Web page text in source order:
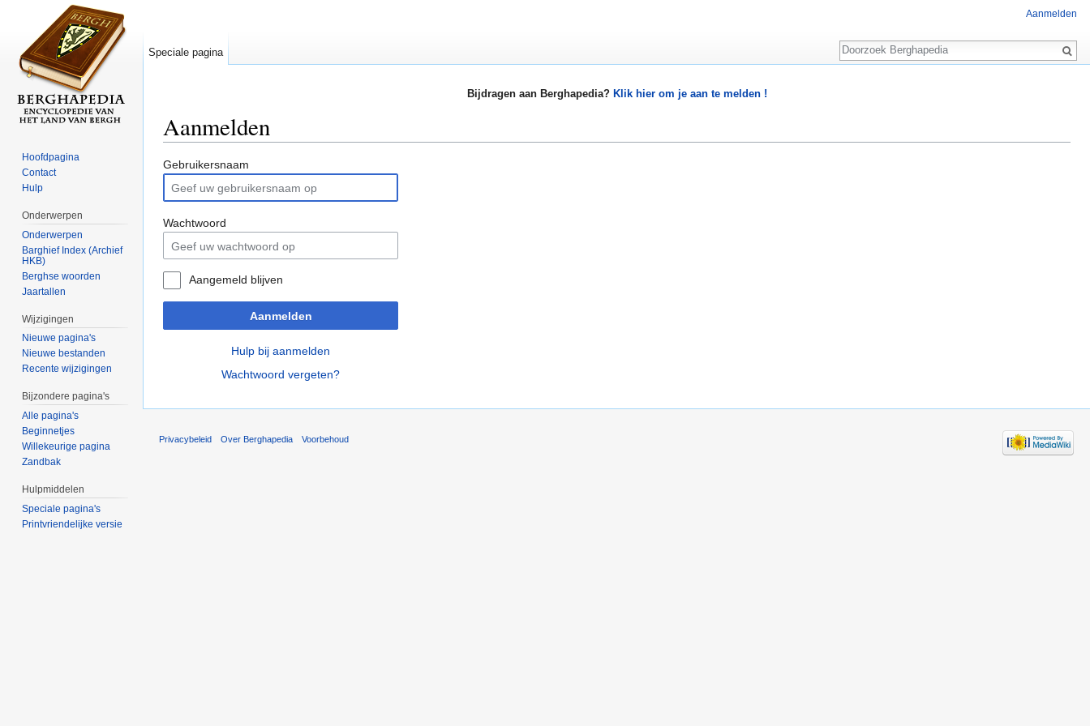
Bijdragen aan Berghapedia? Klik hier om je aan te melden !
Aanmelden
Gebruikersnaam
Wachtwoord
Aangemeld blijven
Aanmelden
Hulp bij aanmelden
Wachtwoord vergeten?
Aanmelden
Speciale pagina
Zoeken
Hoofdpagina
Contact
Hulp
Onderwerpen
Onderwerpen
Barghief Index (Archief
HKB)
Berghse woorden
Jaartallen
Wijzigingen
Nieuwe pagina's
Nieuwe bestanden
Recente wijzigingen
Bijzondere pagina's
Alle pagina's
Beginnetjes
Willekeurige pagina
Zandbak
Hulpmiddelen
Speciale pagina's
Printvriendelijke versie
Privacybeleid Over Berghapedia Voorbehoud